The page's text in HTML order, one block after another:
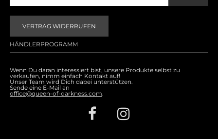
VERTRAG WIDERRUFEN
HÄNDLERPROGRAMM
Wenn Du daran interessiert bist, unsere Produkte selbst zu
verkaufen, nimm einfach Kontakt auf!
Unser Team wird Dich dabei unterstützen.
Sende eine E-Mail an
office@queen-of-darkness.com.